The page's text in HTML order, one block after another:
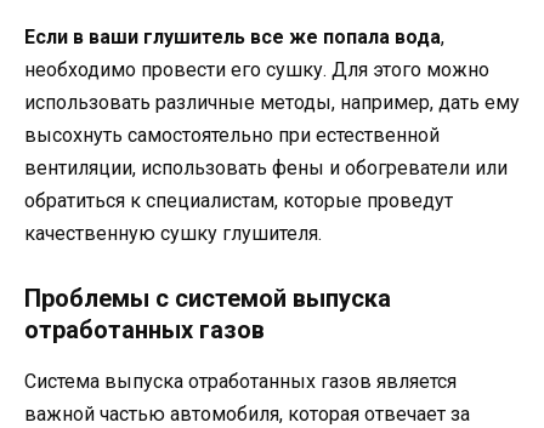
Если в ваши глушитель все же попала вода,
необходимо провести его сушку. Для этого можно
использовать различные методы, например, дать ему
высохнуть самостоятельно при естественной
вентиляции, использовать фены и обогреватели или
обратиться к специалистам, которые проведут
качественную сушку глушителя.
Проблемы с системой выпуска
отработанных газов
Система выпуска отработанных газов является
важной частью автомобиля, которая отвечает за